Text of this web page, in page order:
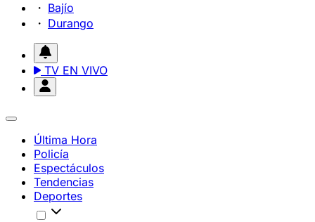
Bajío
Durango
TV EN VIVO
Última Hora
Policía
Espectáculos
Tendencias
Deportes